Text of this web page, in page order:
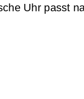
Uhr passt